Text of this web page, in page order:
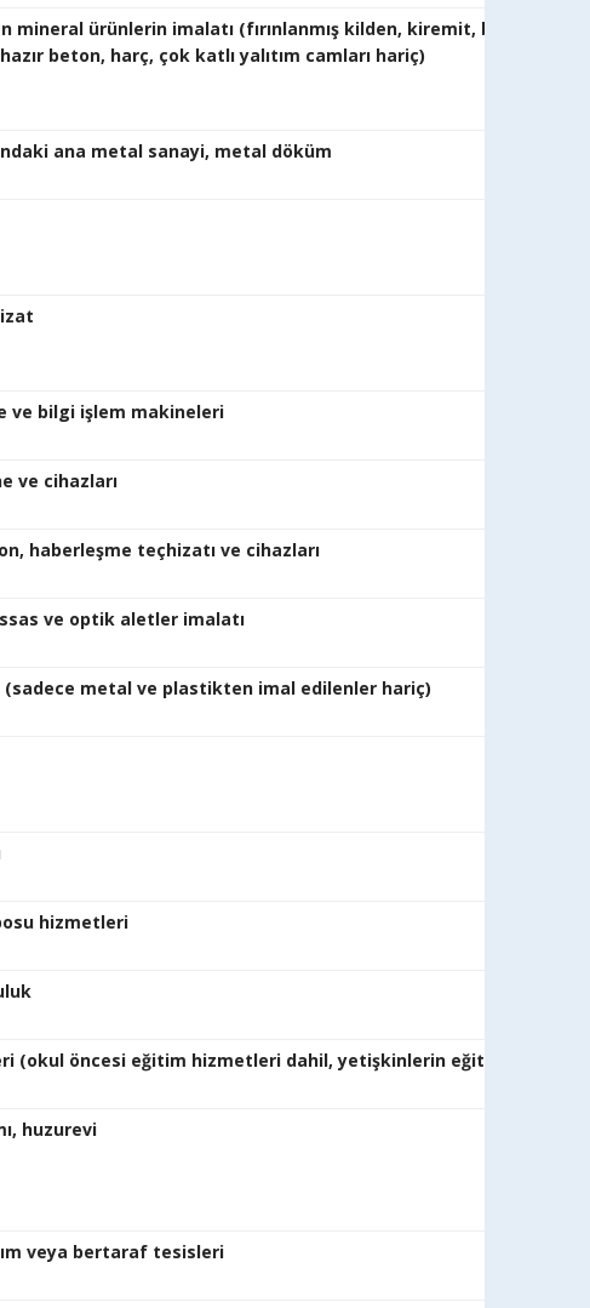
mineral ürünlerin imalatı (fırınlanmış kilden, kiremit, biriket,
hazır beton, harç, çok katlı yalıtım
ana metal sanayi, metal döküm
ve bilgi işlem makineleri
ve cihazları
haberleşme teçhizatı ve cihazları
aletler hassas ve
imalatı (sadece metal ve
yurtları
deposu hizmetleri
(okul öncesi eğitim hizmetleri dahil, yetişkinlerin eğitilmesi ve
yatırımı,
veya bertaraf tesisleri